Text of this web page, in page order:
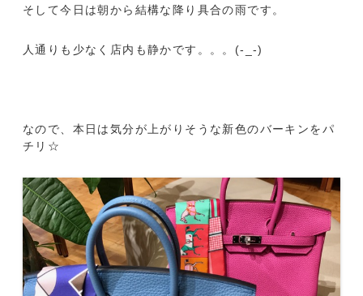
そして今日は朝から結構な降り具合の雨です。
人通りも少なく店内も静かです。。。(-_-)
なので、本日は気分が上がりそうな新色のバーキンをパ
チリ☆